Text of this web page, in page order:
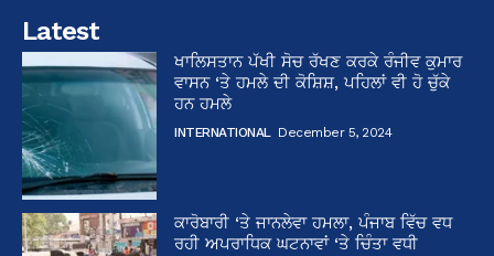
Latest
ਖਾਲਿਸਤਾਨ ਪੱਖੀ ਸੋਚ ਰੱਖਣ ਕਰਕੇ ਰੰਜੀਵ ਕੁਮਾਰ
ਵਾਸਨ ‘ਤੇ ਹਮਲੇ ਦੀ ਕੋਸ਼ਿਸ਼, ਪਹਿਲਾਂ ਵੀ ਹੋ ਚੁੱਕੇ
ਹਨ ਹਮਲੇ
INTERNATIONAL December 5, 2024
ਕਾਰੋਬਾਰੀ ‘ਤੇ ਜਾਨਲੇਵਾ ਹਮਲਾ, ਪੰਜਾਬ ਵਿੱਚ ਵਧ
ਰਹੀ ਅਪਰਾਧਿਕ ਘਟਨਾਵਾਂ ‘ਤੇ ਚਿੰਤਾ ਵਧੀ